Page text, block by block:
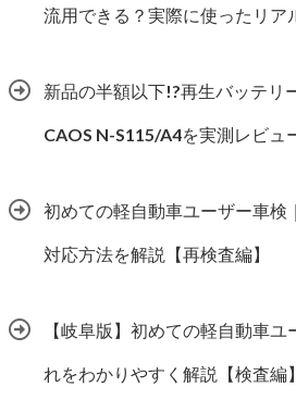
流用できる？実際に使ったリア
新品の半額以下!?再生バッテリ
CAOS N-S115/A4を実測レビュ
初めての軽自動車ユーザー車検
対応方法を解説【再検査編】
【岐阜版】初めての軽自動車
れをわかりやすく解説【検査編】